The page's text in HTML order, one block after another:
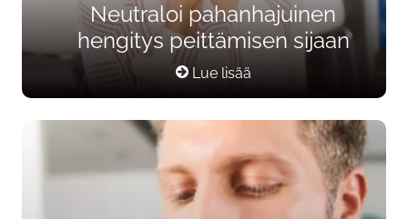
Neutraloi pahanhajuinen
hengitys peittämisen sijaan
Lue lisää